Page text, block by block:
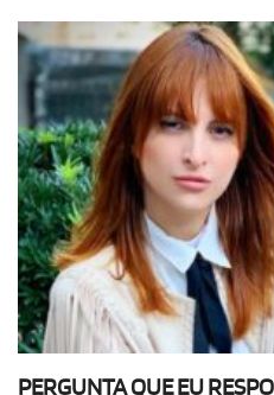
PERGUNTA QUE EU